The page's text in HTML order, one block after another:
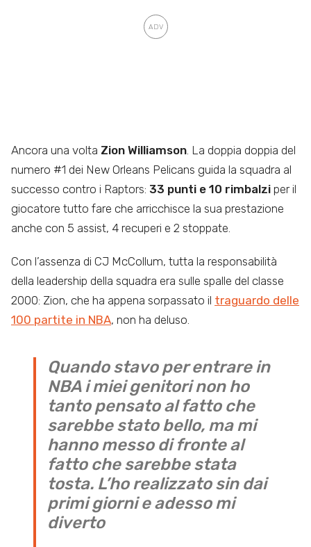
Ancora una volta Zion Williamson . La doppia doppia del
numero #1 dei New Orleans Pelicans guida la squadra al
successo contro i Raptors: 33 punti e 10 rimbalzi per il
giocatore tutto fare che arricchisce la sua prestazione
anche con 5 assist, 4 recuperi e 2 stoppate.
Con l’assenza di CJ McCollum, tutta la responsabilità
della leadership della squadra era sulle spalle del classe
2000: Zion, che ha appena sorpassato il traguardo delle
100 partite in NBA, non ha deluso.
Quando stavo per entrare in
NBA i miei genitori non ho
tanto pensato al fatto che
sarebbe stato bello, ma mi
hanno messo di fronte al
fatto che sarebbe stata
tosta. L’ho realizzato sin dai
primi giorni e adesso mi
diverto